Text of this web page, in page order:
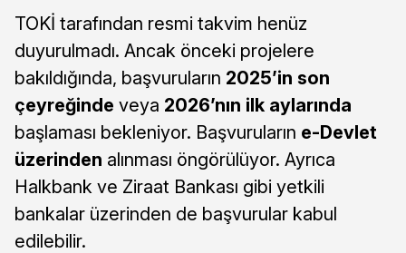
TOKİ tarafından resmi takvim henüz
duyurulmadı. Ancak önceki projelere
bakıldığında, başvuruların 2025’in son
çeyreğinde veya 2026’nın ilk aylarında
başlaması bekleniyor. Başvuruların e-Devlet
üzerinden alınması öngörülüyor. Ayrıca
Halkbank ve Ziraat Bankası gibi yetkili
bankalar üzerinden de başvurular kabul
edilebilir.